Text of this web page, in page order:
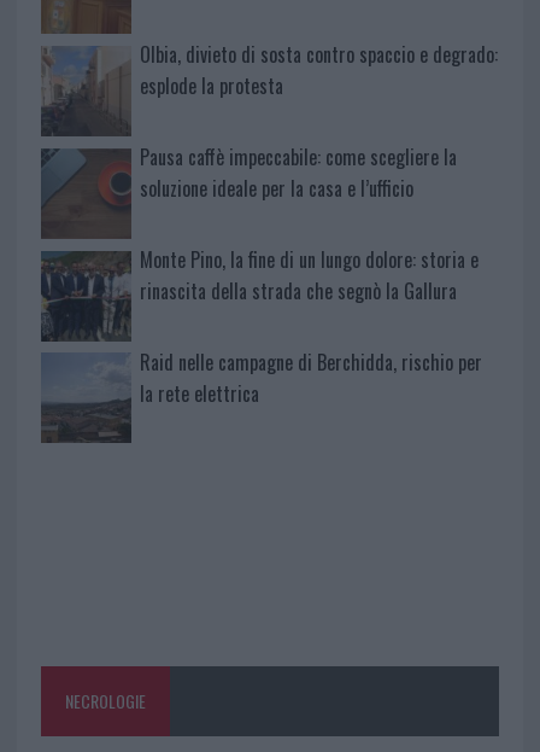
Olbia, divieto di sosta contro spaccio e degrado:
esplode la protesta
Pausa caffè impeccabile: come scegliere la
soluzione ideale per la casa e l’ufficio
Monte Pino, la fine di un lungo dolore: storia e
rinascita della strada che segnò la Gallura
Raid nelle campagne di Berchidda, rischio per
la rete elettrica
NECROLOGIE